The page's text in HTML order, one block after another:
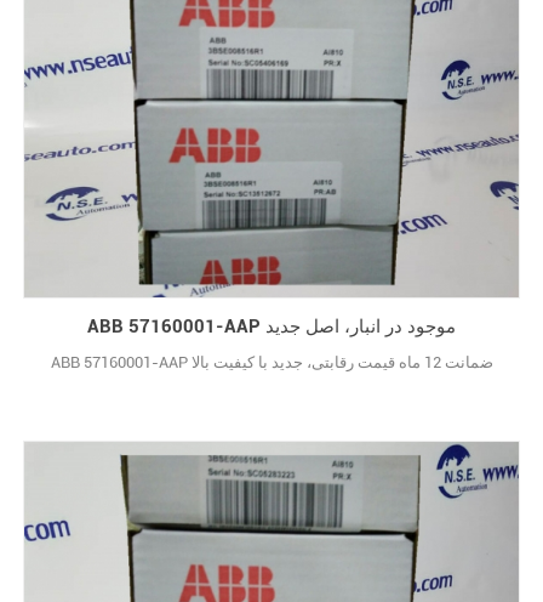
ABB 57160001-AAP موجود در انبار، اصل جدید
ABB 57160001-AAP ضمانت 12 ماه قیمت رقابتی، جدید با کیفیت بالا